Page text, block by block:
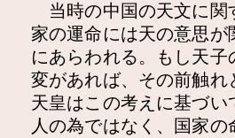
当時の中国の天文に
家の運命には天の意思
にあらわれる。もし天
変があれば、その前触
天皇はこの考えに基づ
人の為ではなく、国家